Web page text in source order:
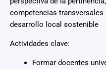
competencias transversales
desarrollo local sostenible
Actividades clave:
Formar docentes